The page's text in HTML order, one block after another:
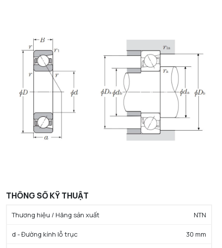
THÔNG SỐ KỸ THUẬT
Thương hiệu / Hãng sản xuất NTN
d - Đường kính lỗ trục 30 mm